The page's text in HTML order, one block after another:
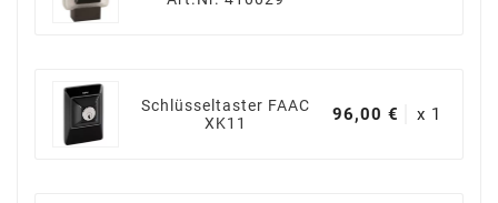
Schlüsseltaster FAAC
XK11
96,00 € x 1